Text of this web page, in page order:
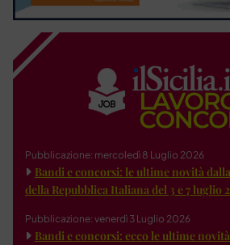
Pubblicazione: mercoledì 8 Luglio 2026
Bandi e concorsi: le ultime novità
della Repubblica Italiana del 3 e 7 luglio
Pubblicazione: venerdì 3 Luglio 2026
Bandi e concorsi: ecco le ultime